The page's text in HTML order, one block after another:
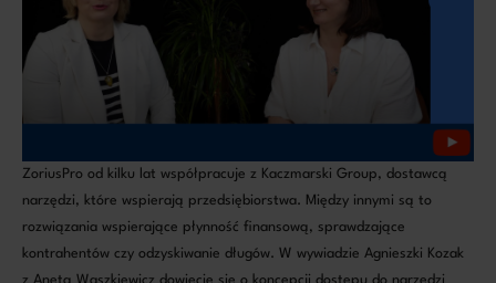
ZoriusPro od kilku lat współpracuje z Kaczmarski Group, dostawcą
narzędzi, które wspierają przedsiębiorstwa. Między innymi są to
rozwiązania wspierające płynność finansową, sprawdzające
kontrahentów czy odzyskiwanie długów. W wywiadzie Agnieszki Kozak